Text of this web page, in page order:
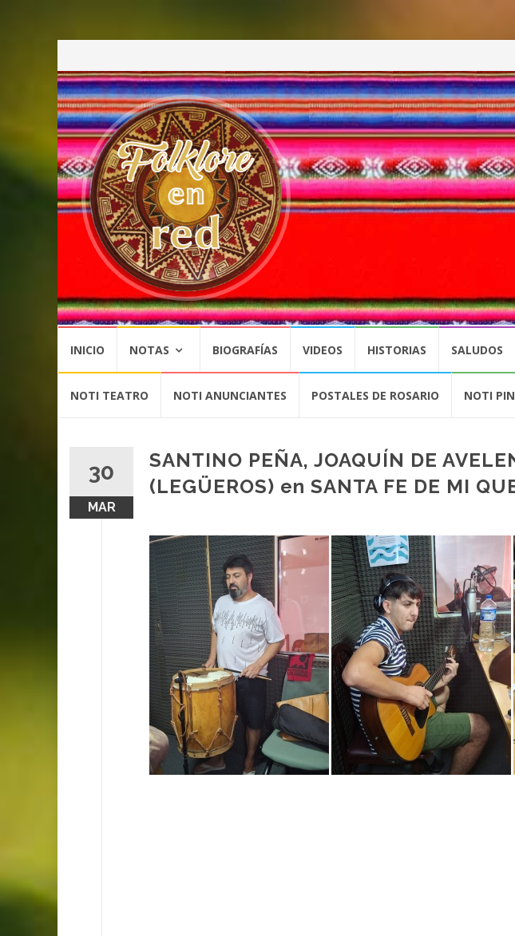
contenido
INICIO NOTAS BIOGRAFÍAS VIDEOS HISTORIAS SALUDOS
NOTI TEATRO NOTI ANUNCIANTES POSTALES DE ROSARIO NOTI
30
MAR
SANTINO PEÑA, JOAQUÍN DE
(LEGÜEROS) en SANTA FE DE MI